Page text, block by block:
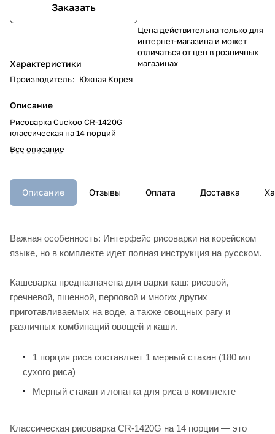
Заказать
Характеристики
Производитель: Южная Корея
Описание
Рисоварка Cuckoo CR-1420G
классическая на 14 порций
Все описание
Цена действительна только для
интернет-магазина и может
отличаться от цен в розничных
магазинах
Описание Отзывы Оплата Доставка
Важная особенность: Интерфейс рисоварки на корейском
языке, но в комплекте идет полная инструкция на русском.
Кашеварка предназначена для варки каш: рисовой,
гречневой, пшенной, перловой и многих других
приготавливаемых на воде, а также овощных рагу и
различных комбинаций овощей и каши.
1 порция риса составляет 1 мерный стакан (180 мл
сухого риса)
Мерный стакан и лопатка для риса в комплекте
Классическая рисоварка CR-1420G на 14 порции — это